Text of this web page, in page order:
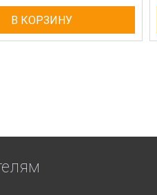
В КОРЗИНУ